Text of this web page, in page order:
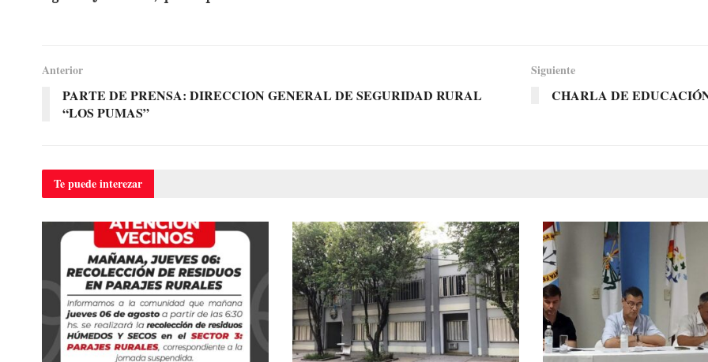
Anterior
PARTE DE PRENSA: DIRECCION GENERAL DE SEGURIDAD RURAL
“LOS PUMAS”
Siguiente
CHARLA DE
Te puedeinterezar